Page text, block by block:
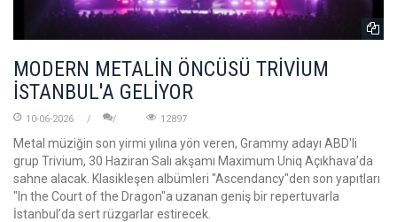
MODERN METALİN ÖNCÜSÜ TRİVİUM
İSTANBUL'A GELİYOR
10-06-2026 12897
Metal müziğin son yirmi yılına yön veren, Grammy adayı ABD'li
grup Trivium, 30 Haziran Salı akşamı Maximum Uniq Açıkhava’da
sahne alacak. Klasikleşen albümleri "Ascendancy"den son yapıtları
"In the Court of the Dragon"a uzanan geniş bir repertuvarla
İstanbul’da sert rüzgarlar estirecek.